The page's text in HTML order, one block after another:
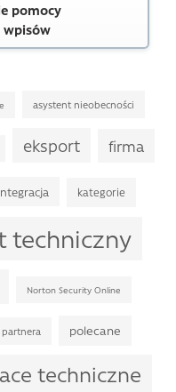
pomocy
wpisów
asystent nieobecności
eksport firma
kategorie
techniczny
Norton Security Online
polecane
techniczne